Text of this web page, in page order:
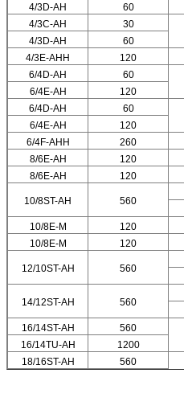
4/3D-AH
60
4/3C-AH
30
4/3D-AH
60
4/3E-AHH
120
6/4D-AH
60
6/4E-AH
120
6/4D-AH
60
6/4E-AH
120
6/4F-AHH
260
8/6E-AH
120
8/6E-AH
120
10/8ST-AH 560
10/8E-M
120
10/8E-M
120
12/10ST-AH 560
14/12ST-AH 560
16/14ST-AH
560
16/14TU-AH
1200
18/16ST-AH
560